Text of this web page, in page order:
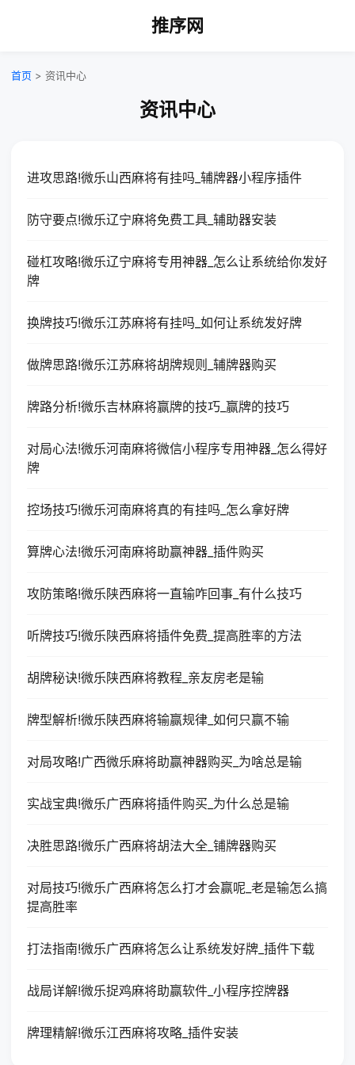
推序网
首页 > 资讯中心
资讯中心
进攻思路!微乐山西麻将有挂吗_辅牌器小程序插件
防守要点!微乐辽宁麻将免费工具_辅助器安装
碰杠攻略!微乐辽宁麻将专用神器_怎么让系统给你发好
牌
换牌技巧!微乐江苏麻将有挂吗_如何让系统发好牌
做牌思路!微乐江苏麻将胡牌规则_辅牌器购买
牌路分析!微乐吉林麻将赢牌的技巧_赢牌的技巧
对局心法!微乐河南麻将微信小程序专用神器_怎么得好
牌
控场技巧!微乐河南麻将真的有挂吗_怎么拿好牌
算牌心法!微乐河南麻将助赢神器_插件购买
攻防策略!微乐陕西麻将一直输咋回事_有什么技巧
听牌技巧!微乐陕西麻将插件免费_提高胜率的方法
胡牌秘诀!微乐陕西麻将教程_亲友房老是输
牌型解析!微乐陕西麻将输赢规律_如何只赢不输
对局攻略!广西微乐麻将助赢神器购买_为啥总是输
实战宝典!微乐广西麻将插件购买_为什么总是输
决胜思路!微乐广西麻将胡法大全_铺牌器购买
对局技巧!微乐广西麻将怎么打才会赢呢_老是输怎么搞
提高胜率
打法指南!微乐广西麻将怎么让系统发好牌_插件下载
战局详解!微乐捉鸡麻将助赢软件_小程序控牌器
牌理精解!微乐江西麻将攻略_插件安装